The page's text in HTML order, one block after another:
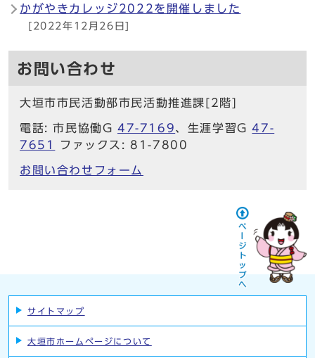
かがやきカレッジ2022を開催しました
[2022年12月26日]
お問い合わせ
大垣市市民活動部市民活動推進課[2階]
電話: 市民協働G 47-7169、生涯学習G47-
7651
ファックス: 81-7800
お問い合わせフォーム
サイトマップ
大垣市ホームページについて